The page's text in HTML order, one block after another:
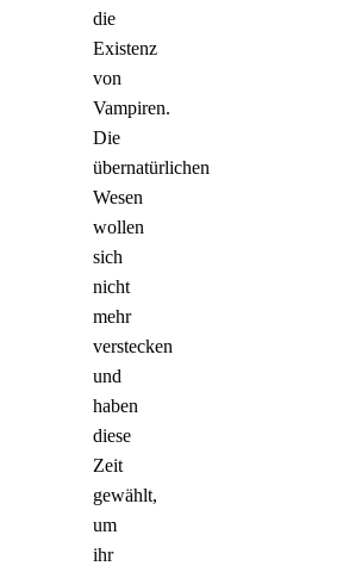
die
Existenz
von
Vampiren.
Die
übernatürlichen
Wesen
wollen
sich
nicht
mehr
verstecken
und
haben
diese
Zeit
gewählt,
um
ihr